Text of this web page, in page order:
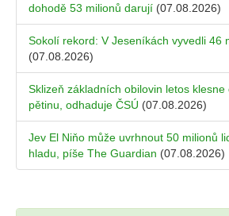
dohodě 53 milionů darují (07.08.2026)
Sokolí rekord: V Jeseníkách vyvedli 46
(07.08.2026)
Sklizeň základních obilovin letos
pětinu, odhaduje ČSÚ (07.08.2026)
Jev El Niňo může uvrhnout 50 milionů
hladu, píše The Guardian (07.08.2026)